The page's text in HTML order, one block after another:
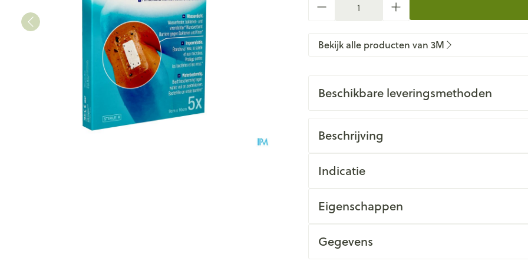
Bekijk alle producten van 3M
Beschikbare leveringsmethoden
Beschrijving
Indicatie
Eigenschappen
Gegevens